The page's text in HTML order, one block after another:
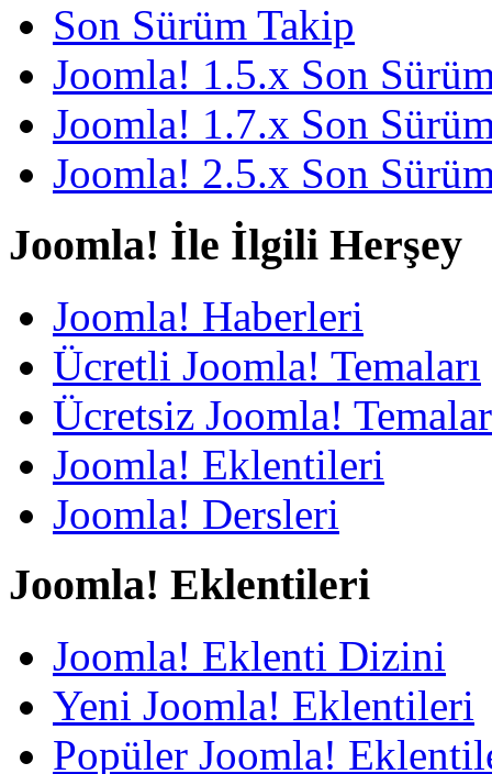
Son Sürüm Takip
Joomla! 1.5.x Son
Joomla! 1.7.x Son
Joomla! 2.5.x Son
Joomla! İle İlgili Herşey
Joomla! Haberleri
Ücretli Joomla! Temaları
Ücretsiz Joomla!
Joomla! Eklentileri
Joomla! Dersleri
Joomla! Eklentileri
Joomla! Eklenti Dizini
Yeni Joomla! Eklentileri
Popüler Joomla!